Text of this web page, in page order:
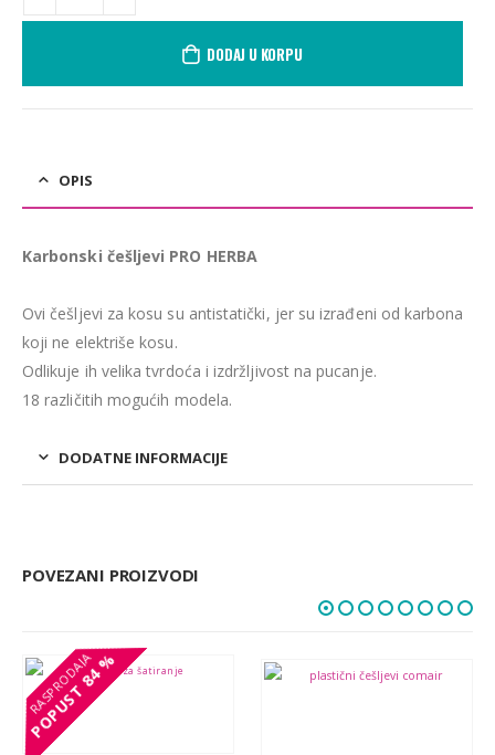
DODAJ U KORPU
OPIS
Karbonski češljevi PRO HERBA
Ovi češljevi za kosu su antistatički, jer su izrađeni od karbona
koji ne elektriše kosu.
Odlikuje ih velika tvrdoća i izdržljivost na pucanje.
18 različitih mogućih modela.
DODATNE INFORMACIJE
POVEZANI PROIZVODI
POPUST
84 %
POPUST
84 %